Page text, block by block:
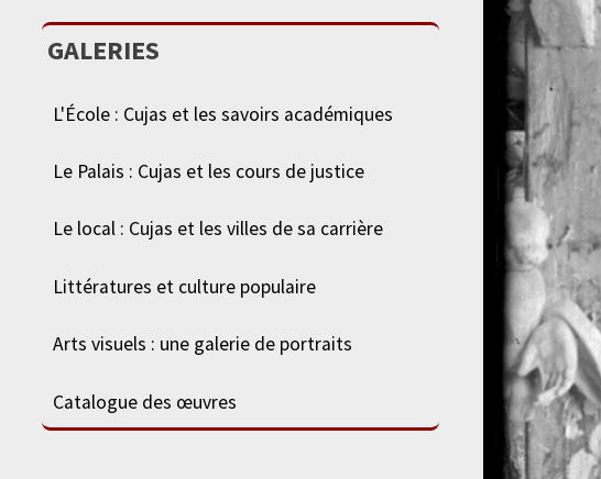
GALERIES
L'École : Cujas et les savoirs académiques
Le Palais : Cujas et les cours de justice
Le local : Cujas et les villes de sa carrière
Littératures et culture populaire
Arts visuels : une galerie de portraits
Catalogue des œuvres